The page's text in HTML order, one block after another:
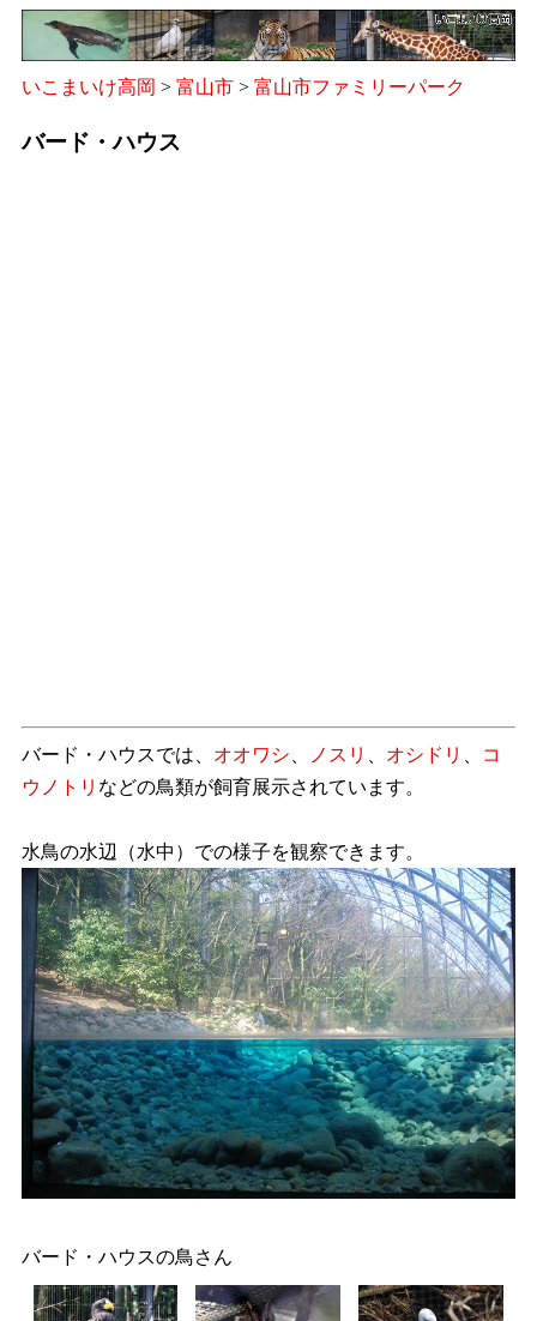
いこまいけ高岡 > 富山市 > 富山市ファミリーパーク
バード・ハウス
バード・ハウスでは、 オオワシ ノスリ オシドリ
コ
ウノトリ などの鳥類が飼育展示されています。
水鳥の水辺（水中）での様子を観察できます。
バード・ハウスの鳥さん